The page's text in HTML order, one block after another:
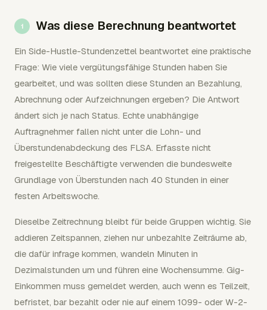
Was diese Berechnung beantwortet
Ein Side-Hustle-Stundenzettel beantwortet eine praktische
Frage: Wie viele vergütungsfähige Stunden haben Sie
gearbeitet, und was sollten diese Stunden an Bezahlung,
Abrechnung oder Aufzeichnungen ergeben? Die Antwort
ändert sich je nach Status. Echte unabhängige
Auftragnehmer fallen nicht unter die Lohn- und
Überstundenabdeckung des FLSA. Erfasste nicht
freigestellte Beschäftigte verwenden die bundesweite
Grundlage von Überstunden nach 40 Stunden in einer
festen Arbeitswoche.
Dieselbe Zeitrechnung bleibt für beide Gruppen wichtig. Sie
addieren Zeitspannen, ziehen nur unbezahlte Zeiträume ab,
die dafür infrage kommen, wandeln Minuten in
Dezimalstunden um und führen eine Wochensumme. Gig-
Einkommen muss gemeldet werden, auch wenn es Teilzeit,
befristet, bar bezahlt oder nie auf einem 1099- oder W-2-